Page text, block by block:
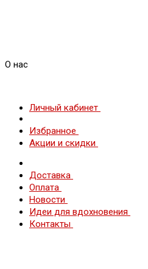
О нас
Личный кабинет
Избранное
Акции и скидки
Доставка
Оплата
Новости
Идеи для вдохновения
Контакты